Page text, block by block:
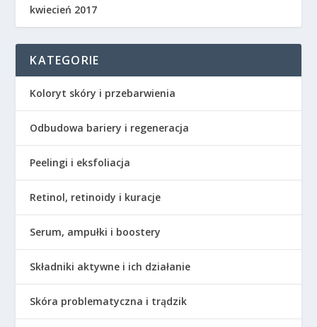
kwiecień 2017
KATEGORIE
Koloryt skóry i przebarwienia
Odbudowa bariery i regeneracja
Peelingi i eksfoliacja
Retinol, retinoidy i kuracje
Serum, ampułki i boostery
Składniki aktywne i ich działanie
Skóra problematyczna i trądzik